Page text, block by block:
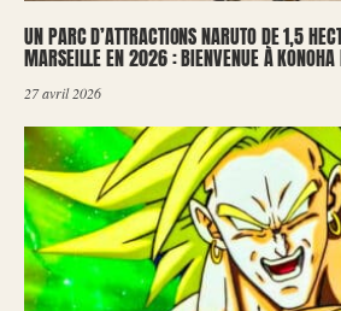
UN PARC D’ATTRACTIONS NARUTO DE 1,5
MARSEILLE EN 2026 : BIENVENUE À KONOHA
27 avril 2026